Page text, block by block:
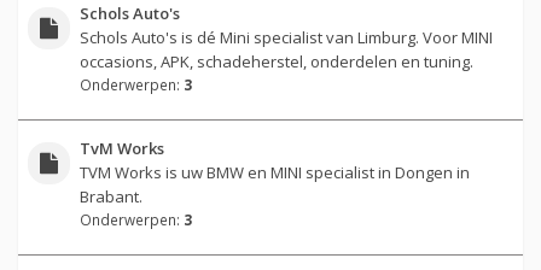
Schols Auto's
Schols Auto's is dé Mini specialist van Limburg. Voor MINI
occasions, APK, schadeherstel, onderdelen en tuning.
Onderwerpen: 3
TvM Works
TVM Works is uw BMW en MINI specialist in Dongen in
Brabant.
Onderwerpen: 3